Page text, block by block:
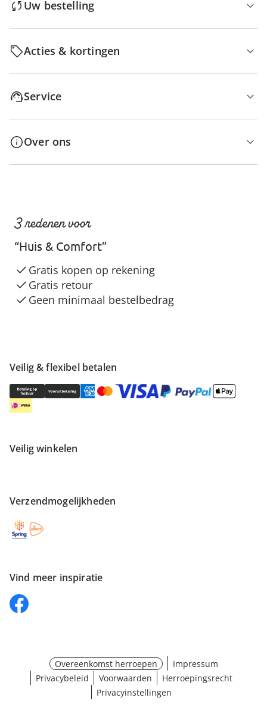
Uw bestelling
Acties & kortingen
Service
Over ons
Veilig & flexibel betalen
Veilig winkelen
Verzendmogelijkheden
Vind meer inspiratie
3 redenen voor
“Huis & Comfort”
Gratis kopen op rekening
Gratis retour
Geen minimaal bestelbedrag
Overeenkomst herroepen
Impressum
Privacybeleid
Voorwaarden
Herroepingsrecht
Privacyinstellingen